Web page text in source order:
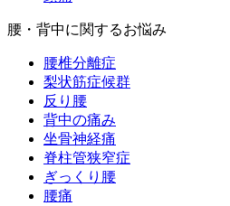
腰・背中に関するお悩み
腰椎分離症
梨状筋症候群
反り腰
背中の痛み
坐骨神経痛
脊柱管狭窄症
ぎっくり腰
腰痛